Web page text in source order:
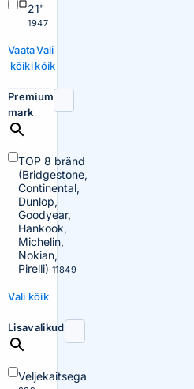
21"
1947
Vaata
kõiki
Vali
kõik
Premium
mark
TOP 8 bränd
(Bridgestone,
Continental,
Dunlop,
Goodyear,
Hankook,
Michelin,
Nokian,
Pirelli) 11849
Vali kõik
Lisavalikud
Veljekaitsega